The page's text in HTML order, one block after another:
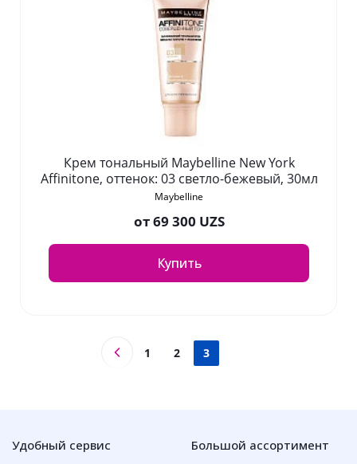
Крем тональный Maybelline New York
Affinitone, оттенок: 03 светло-бежевый, 30мл
Maybelline
от69 300 UZS
Купить
1 2 3
Удобный сервис Большой ассортимент